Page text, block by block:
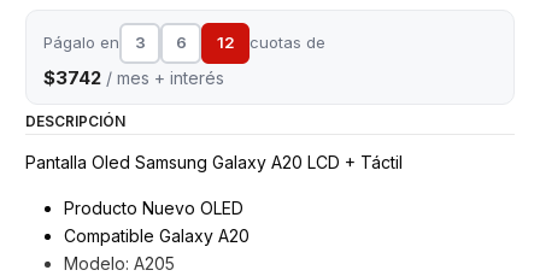
Págalo en 3 6 12 cuotas de
$3742 / mes + interés
DESCRIPCIÓN
Pantalla Oled Samsung Galaxy A20 LCD + Táctil
Producto Nuevo OLED
Compatible Galaxy A20
Modelo: A205